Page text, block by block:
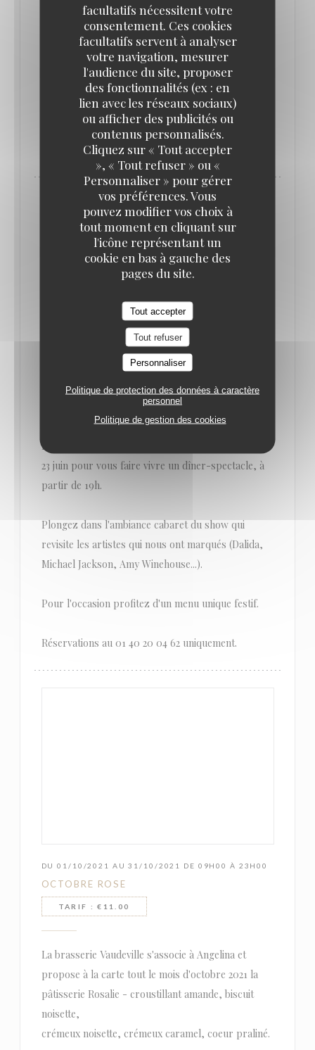
facultatifs nécessitent votre
consentement. Ces cookies
facultatifs servent à analyser
votre navigation, mesurer
l'audience du site, proposer
des fonctionnalités (ex : en
lien avec les réseaux sociaux)
ou afficher des publicités ou
contenus personnalisés.
Cliquez sur « Tout accepter
», « Tout refuser » ou «
Personnaliser » pour gérer
vos préférences. Vous
pouvez modifier vos choix à
tout moment en cliquant sur
l'icône représentant un
cookie en bas à gauche des
pages du site.
Tout accepter
Tout refuser
Personnaliser
Politique de protection des données à caractère
personnel
Politique de gestion des cookies
Plongez dans l'ambiance cabaret du show qui
revisite les artistes qui nous ont marqués (Dalida,
Michael Jackson, Amy Winehouse...).
Pour l'occasion profitez d'un menu unique festif
(détail sur notre site internet)
Réservations au 01 40 20 04 62 uniquement.
LE 23/06/2022 DE 19H00 À 23H30
DÎNER-SPECTACLE LE 23 JUIN PAR LA
Les artistes de la troupe de Mixity sont de retour le
23 juin pour vous faire vivre un dîner-spectacle, à
partir de 19h.
Plongez dans l'ambiance cabaret du show qui
revisite les artistes qui nous ont marqués (Dalida,
Michael Jackson, Amy Winehouse...).
Pour l'occasion profitez d'un menu unique festif.
Réservations au 01 40 20 04 62 uniquement.
DU 01/10/2021 AU 31/10/2021 DE 09H00 À 23H00
OCTOBRE ROSE
TARIF : €11.00
La brasserie Vaudeville s'associe à Angelina et
propose à la carte tout le mois d'octobre 2021 la
pâtisserie Rosalie - croustillant amande, biscuit
noisette,
crémeux noisette, crémeux caramel, coeur praliné.